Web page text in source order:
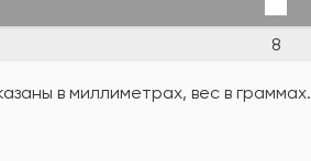
8
в миллиметрах, вес в граммах.